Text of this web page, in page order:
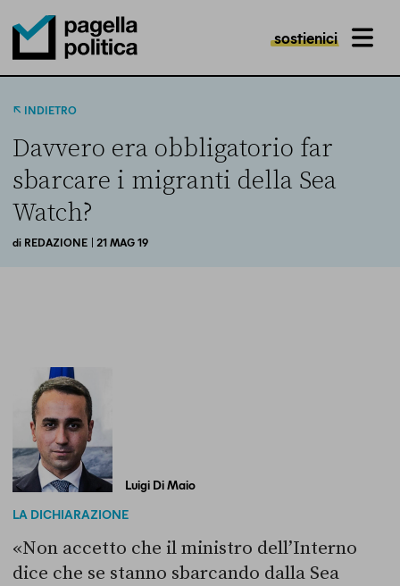
Pagella Politica Logo
sostienici MENU
INDIETRO
Davvero era obbligatorio far
sbarcare i migranti della Sea
Watch?
di REDAZIONE | 21 MAG 19
Luigi Di Maio
LA DICHIARAZIONE
«Non accetto che il ministro dell’Interno
dice che se stanno sbarcando dalla Sea